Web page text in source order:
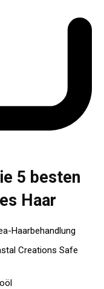
5 besten
Haar
Haarbehandlung
Creations Safe